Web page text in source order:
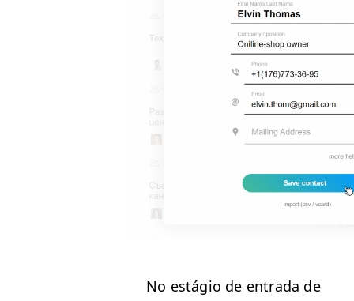
No está­gio de entra­da de